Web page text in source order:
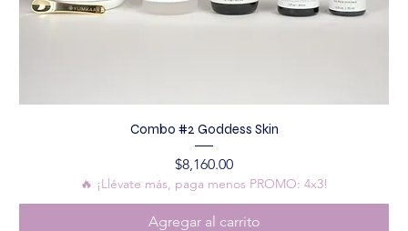
Combo #2 Goddess Skin
Precio
$8,160.00
🔥 ¡Llévate más, paga menos PROMO: 4x3!
Agregar al carrito